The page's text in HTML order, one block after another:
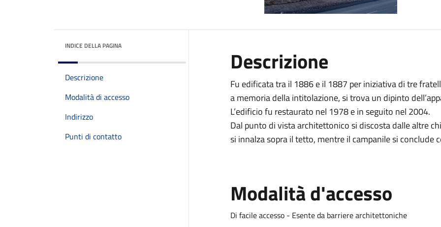
INDICE DELLA PAGINA
Descrizione
Modalità di accesso
Indirizzo
Punti di contatto
Descrizione
Fu edificata tra il 1886 e il 1887 per iniziativa di tre
a memoria della intitolazione, si trova un dipinto
L’edificio fu restaurato nel 1978 e in seguito nel 2004.
Dal punto di vista architettonico si discosta dalle altre
si innalza sopra il tetto, mentre il campanile si conclude
Modalità d'accesso
Di facile accesso - Esente da barriere architettoniche